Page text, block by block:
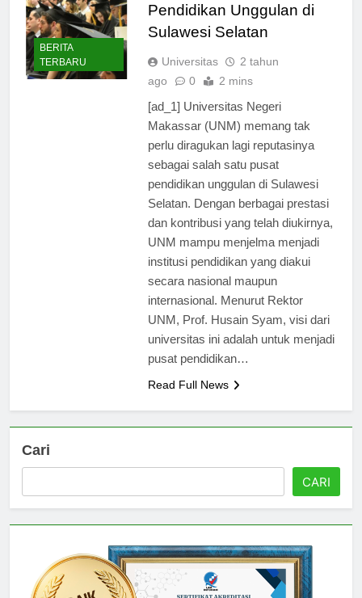
BERITA
TERBARU
Pendidikan Unggulan di
Universitas
2 tahun
[ad_1] Universitas Negeri
Makassar (UNM) memang tak
perlu diragukan lagi reputasinya
sebagai salah satu pusat
pendidikan unggulan di Sulawesi
Selatan. Dengan berbagai prestasi
dan kontribusi yang telah diukirnya,
UNM mampu menjelma menjadi
institusi pendidikan yang diakui
secara nasional maupun
internasional. Menurut Rektor
UNM, Prof. Husain Syam, visi dari
universitas ini adalah untuk menjadi
Cari
CARI